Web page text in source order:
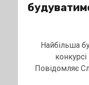
Найбільша
Повідомляє